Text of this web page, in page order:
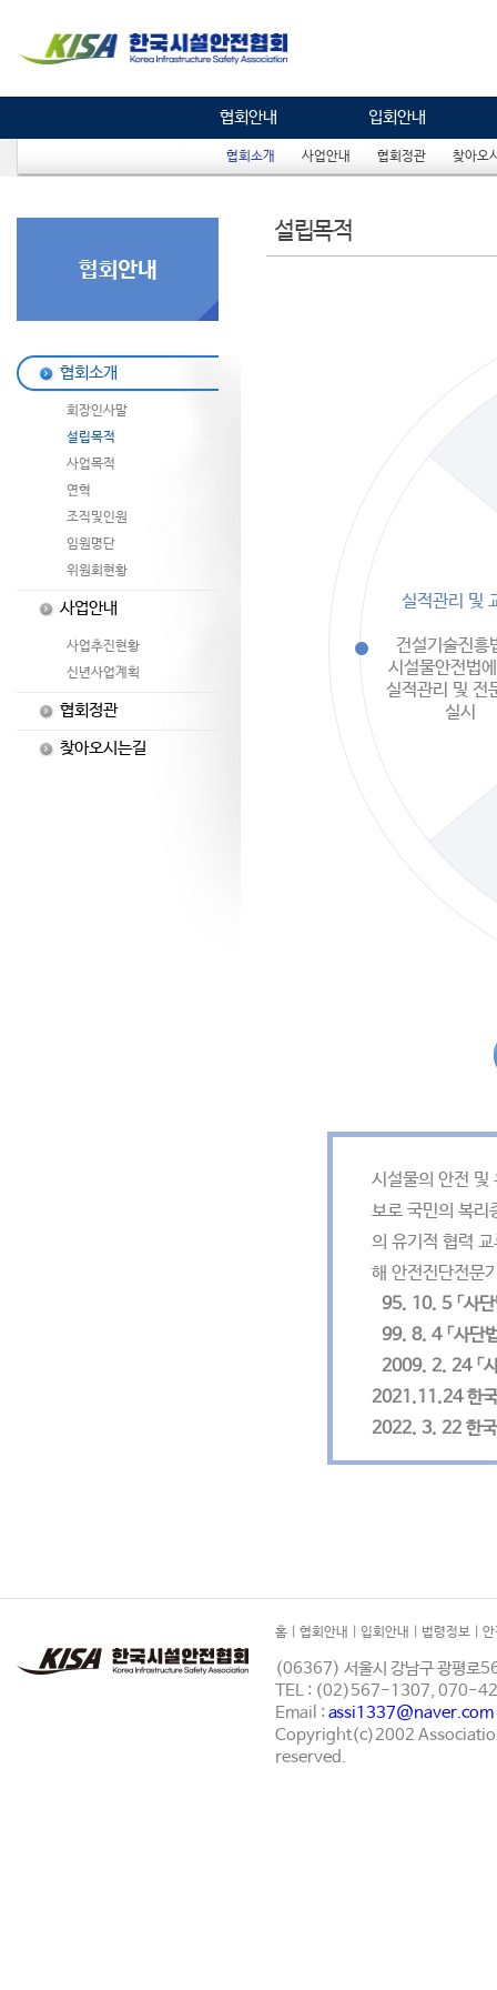
협회안내
협회소개 사업안내 협회정관 찾아오
입회안내
협회소개
회장인사말
설립목적
사업목적
연혁
조직및인원
임원명단
위원회현황
사업안내
사업추진현황
신년사업계획
협회정관
찾아오시는길
설립목적
실적관리 및
건설기술진흥
시설물안전법
실적관리 및 전
실시
시설물의 안전
보로 국민의 복리
의 유기적 협력
해 안전진단전문
95. 10. 5 「사단
99. 8. 4 「사단
2009. 2. 24 「
2021.11.24 한
2022. 3. 22 한국
홈 협회안내 입회안내 법령정보
(06367) 서울시 강남구 광평로
TEL : (02)567-1307, 070-
Email :assi1337@naver.com
Copyright(c)2002
reserved.